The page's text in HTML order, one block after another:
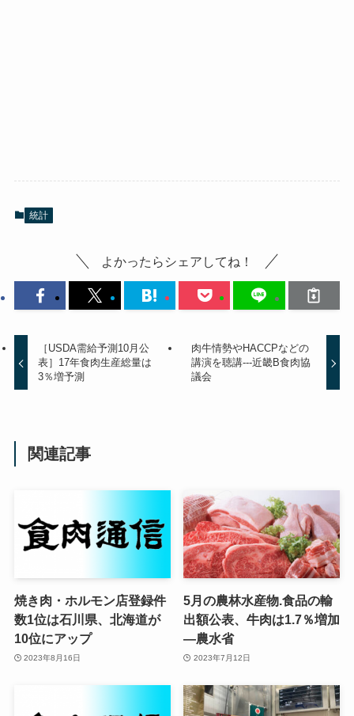
統計
よかったらシェアしてね！
［USDA需給予測10月公
表］17年食肉生産総量は
3％増予測
肉牛情勢やHACCPなどの
講演を聴講---近畿B食肉協
議会
関連記事
焼き肉・ホルモン店登録件
数1位は石川県、北海道が
10位にアップ
2023年8月16日
5月の農林水産物.食品の輸
出額公表、牛肉は1.7％増加
—農水省
2023年7月12日